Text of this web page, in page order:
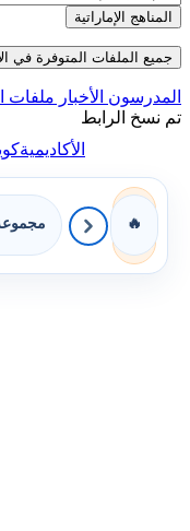
المناهج الإماراتية
جميع الملفات المتوفرة في
المدرسون الأخبار ملفات
تم نسخ الرابط
الأكاديمية
🔥